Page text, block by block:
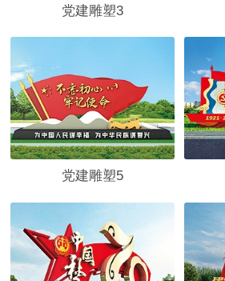
党建雕塑3
党建雕塑5